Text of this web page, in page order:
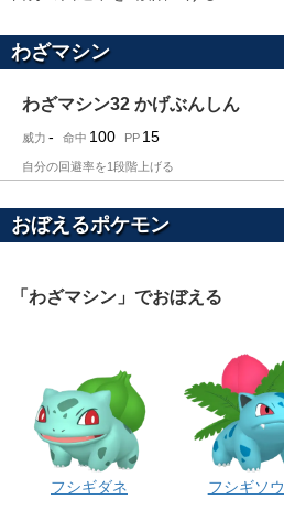
わざマシン
わざマシン32 かげぶんしん
威力 - 命中 100 PP 15
自分の回避率を1段階上げる
おぼえるポケモン
「わざマシン」でおぼえる
フシギダネ フシギソウ